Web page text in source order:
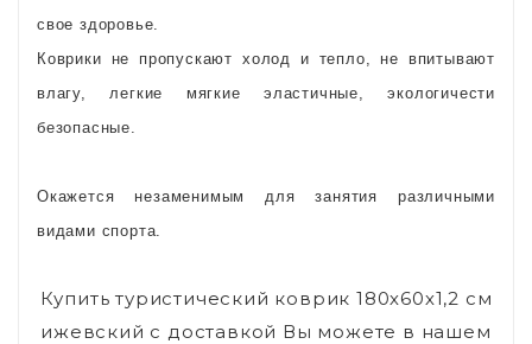
свое здоровье.
Коврики не пропускают холод и тепло, не впитывают
влагу, легкие мягкие эластичные, экологичести
безопасные.
Окажется незаменимым для занятия различными
видами спорта.
Купить туристический коврик 180х60х1,2 см
ижевский с доставкой Вы можете в нашем